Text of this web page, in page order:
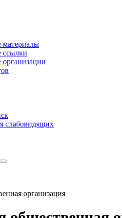
материалы
ссылки
организации
слабовидящих
организация